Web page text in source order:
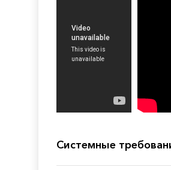
Системные